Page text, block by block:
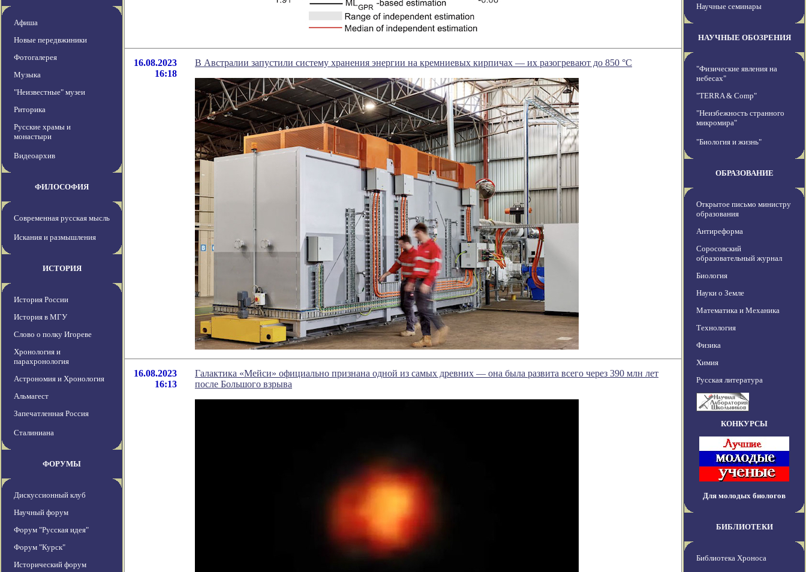
Афиша
Новые передвжиники
Фотогалерея
Музыка
"Неизвестные" музеи
Риторика
Русские храмы и
монастыри
Видеоархив
ФИЛОСОФИЯ
Современная русская мысль
Искания и размышления
ИСТОРИЯ
История России
История в МГУ
Слово о полку Игореве
Хронология и
парахронология
Астрономия и Хронология
Альмагест
Запечатленная Россия
Сталиниана
ФОРУМЫ
Дискуссионный клуб
Научный форум
Форум "Русская идея"
Форум "Курск"
Исторический форум
16.08.2023
16:18
В Австралии запустили систему хранения энергии на кремниевых кирпичах — их разогревают до 850 °C
16.08.2023
16:13
Галактика «Мейси» официально признана одной из самых древних — она была развита всего через 390 млн лет
после Большого взрыва
Научные семинары
НАУЧНЫЕ ОБОЗРЕНИЯ
"Физические явления на
небесах"
"TERRA & Comp"
"Неизбежность странного
микромира"
"Биология и жизнь"
ОБРАЗОВАНИЕ
Открытое письмо министру
образования
Антиреформа
Соросовский
образовательный журнал
Биология
Науки о Земле
Математика и Механика
Технология
Физика
Химия
Русская литература
КОНКУРСЫ
Для молодых биологов
БИБЛИОТЕКИ
Библиотека Хроноса